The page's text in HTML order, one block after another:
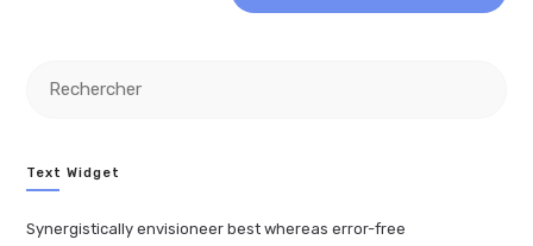
Text Widget
Synergistically envisioneer best whereas error-free